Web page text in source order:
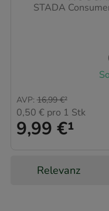
STADA
9,99 €¹
AVP: 16,99 €²
0,50 € pro 1 Stk